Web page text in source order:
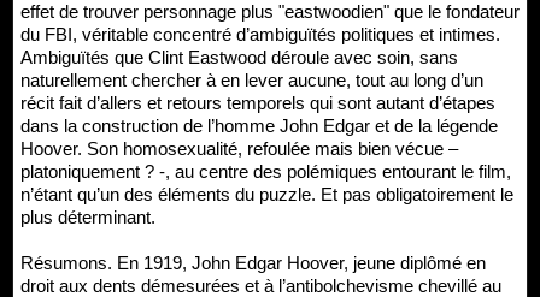
effet de trouver personnage plus "eastwoodien" que le fondateur
du FBI, véritable concentré d’ambiguïtés politiques et intimes.
Ambiguïtés que Clint Eastwood déroule avec soin, sans
naturellement chercher à en lever aucune, tout au long d’un
récit fait d’allers et retours temporels qui sont autant d’étapes
dans la construction de l’homme John Edgar et de la légende
Hoover. Son homosexualité, refoulée mais bien vécue –
platoniquement ? -, au centre des polémiques entourant le film,
n’étant qu’un des éléments du puzzle. Et pas obligatoirement le
plus déterminant.
Résumons. En 1919, John Edgar Hoover, jeune diplômé en
droit aux dents démesurées et à l’antibolchevisme chevillé au